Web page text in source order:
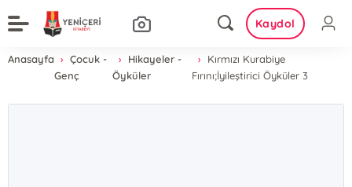
Kaydol
Anasayfa
Çocuk -
Genç
Hikayeler -
Öyküler
Kırmızı Kurabiye
Fırını;İyileştirici Öyküler 3